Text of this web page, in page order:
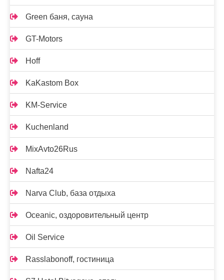
Green баня, сауна
GT-Motors
Hoff
KaKastom Box
KM-Service
Kuchenland
MixAvto26Rus
Nafta24
Narva Club, база отдыха
Oceanic, оздоровительный центр
Oil Service
Rasslabonoff, гостиница